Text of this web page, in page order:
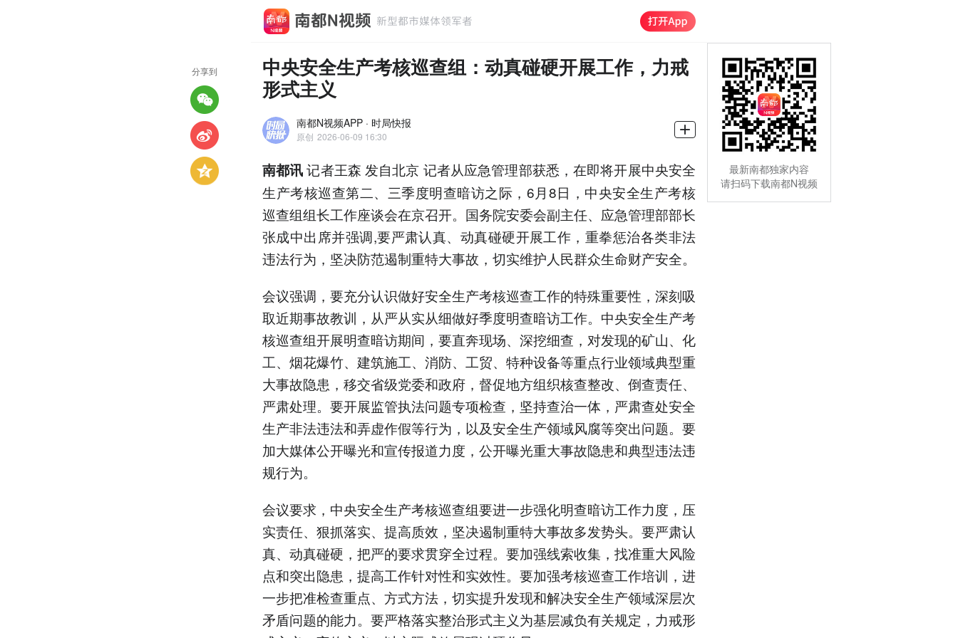
中央安全生产考核巡查组：动真碰硬开展工作，力戒
形式主义
南都N视频APP · 时局快报
原创 2026-06-09 16:30
南都讯记者王森 发自北京 记者从应急管理部获悉，在即将开展中央安全
生产考核巡查第二、三季度明查暗访之际，6月8日，中央安全生产考核
巡查组组长工作座谈会在京召开。国务院安委会副主任、应急管理部部长
张成中出席并强调,要严肃认真、动真碰硬开展工作，重拳惩治各类非法
违法行为，坚决防范遏制重特大事故，切实维护人民群众生命财产安全。
会议强调，要充分认识做好安全生产考核巡查工作的特殊重要性，深刻吸
取近期事故教训，从严从实从细做好季度明查暗访工作。中央安全生产考
核巡查组开展明查暗访期间，要直奔现场、深挖细查，对发现的矿山、化
工、烟花爆竹、建筑施工、消防、工贸、特种设备等重点行业领域典型重
大事故隐患，移交省级党委和政府，督促地方组织核查整改、倒查责任、
严肃处理。要开展监管执法问题专项检查，坚持查治一体，严肃查处安全
生产非法违法和弄虚作假等行为，以及安全生产领域风腐等突出问题。要
加大媒体公开曝光和宣传报道力度，公开曝光重大事故隐患和典型违法违
规行为。
会议要求，中央安全生产考核巡查组要进一步强化明查暗访工作力度，压
实责任、狠抓落实、提高质效，坚决遏制重特大事故多发势头。要严肃认
真、动真碰硬，把严的要求贯穿全过程。要加强线索收集，找准重大风险
点和突出隐患，提高工作针对性和实效性。要加强考核巡查工作培训，进
一步把准检查重点、方式方法，切实提升发现和解决安全生产领域深层次
矛盾问题的能力。要严格落实整治形式主义为基层减负有关规定，力戒形
分享到
最新南都独家内容
请扫码下载南都N视频